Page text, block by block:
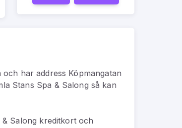
och har address Köpmangatan
Stans Spa & Salong så kan
Salong kreditkort och